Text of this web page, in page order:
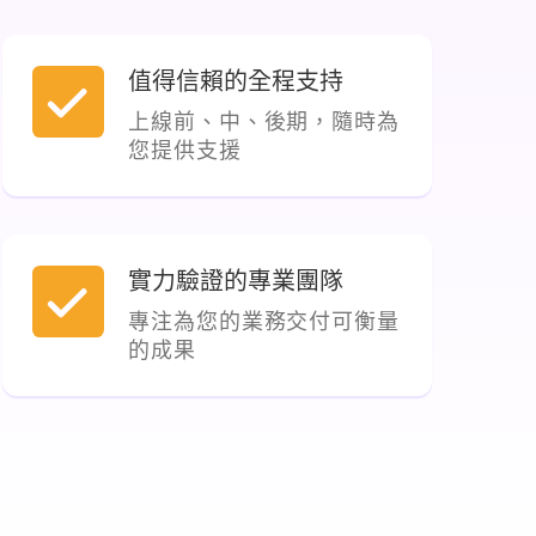
值得信賴的全程支持
上線前、中、後期，隨時為
您提供支援
實力驗證的專業團隊
專注為您的業務交付可衡量
的成果